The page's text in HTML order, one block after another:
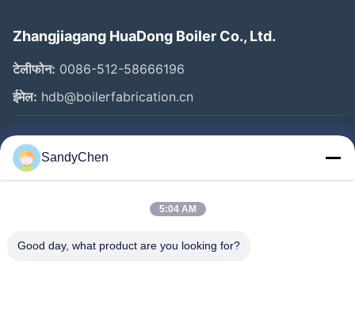
Zhangjiagang HuaDong Boiler Co., Ltd.
टेलीफोन: 0086-512-58666196
ईमेल: hdb@boilerfabrication.cn
त्वरित लिंक
घर
वीडियो
SandyChen
5:04 AM
Good day, what product are you looking for?